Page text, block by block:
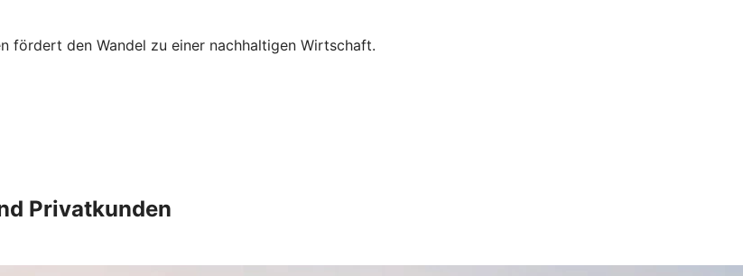
fördert den Wandel zu einer nachhaltigen Wirtschaft.
Privatkunden